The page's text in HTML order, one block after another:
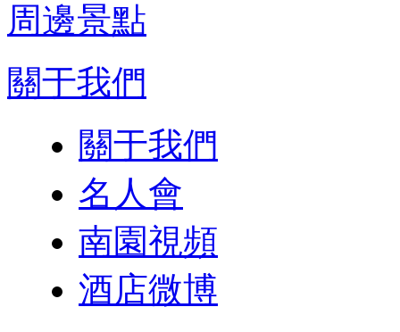
周邊景點
關于我們
關于我們
名人會
南園視頻
酒店微博